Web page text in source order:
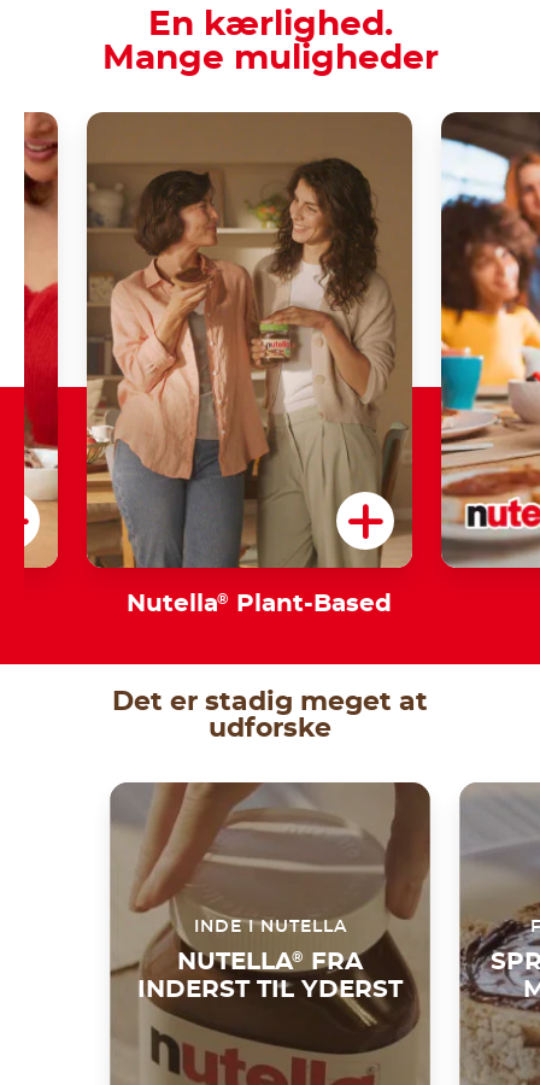
Nutella® Plant-Based
En kærlighed.
Mange muligheder
Det er stadig meget at
udforske
INDE I NUTELLA
NUTELLA®
FRA
INDERST TIL YDERST